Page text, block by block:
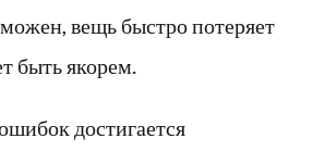
вещь быстро потеряет
быть якорем.
достигается